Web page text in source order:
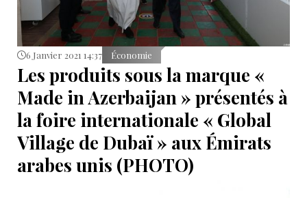
6 Janvier 2021 14:37 Économie
Les produits sous la marque «
Made in Azerbaijan » présentés à
la foire internationale « Global
Village de Dubaï » aux Émirats
arabes unis (PHOTO)